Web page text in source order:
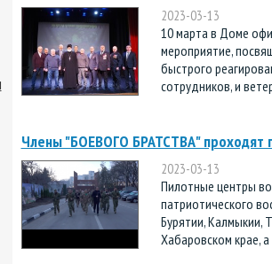
2023-03-13
10 марта в Доме
мероприятие,
быстрого
сотрудников, и
Члены "БОЕВОГО БРАТСТВА" проходят
2023-03-13
Пилотные центры
патриотического
Бурятии, Калмыкии,
Хабаровском крае, а